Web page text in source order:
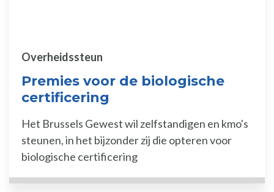
Premies voor de biologische
certificering
Overheidssteun
Het Brussels Gewest wil zelfstandigen en kmo's
steunen, in het bijzonder zij die opteren voor
biologische certificering